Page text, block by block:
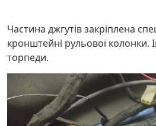
Частина джгутів закріплена
кронштейні рульової колонки.
торпеди.